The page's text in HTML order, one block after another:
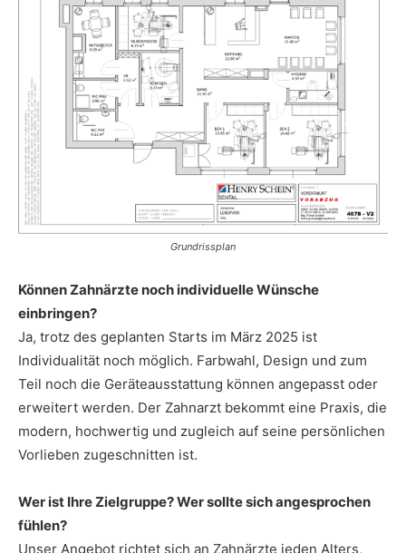
Grundrissplan
Können Zahnärzte noch individuelle Wünsche
einbringen?
Ja, trotz des geplanten Starts im März 2025 ist
Individualität noch möglich. Farbwahl, Design und zum
Teil noch die Geräteausstattung können angepasst oder
erweitert werden. Der Zahnarzt bekommt eine Praxis, die
modern, hochwertig und zugleich auf seine persönlichen
Vorlieben zugeschnitten ist.
Wer ist Ihre Zielgruppe? Wer sollte sich angesprochen
fühlen?
Unser Angebot richtet sich an Zahnärzte jeden Alters,